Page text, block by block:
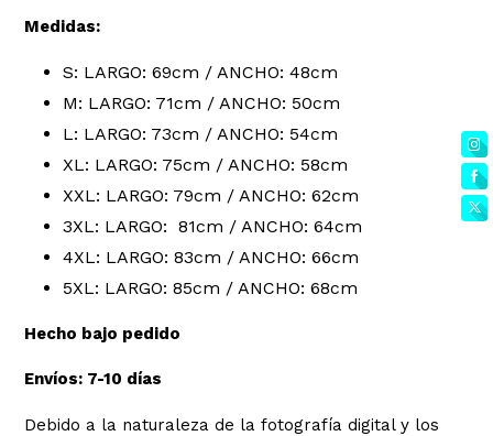
Medidas:
S: LARGO: 69cm / ANCHO: 48cm
M: LARGO: 71cm / ANCHO: 50cm
L: LARGO: 73cm / ANCHO: 54cm
XL: LARGO: 75cm / ANCHO: 58cm
XXL: LARGO: 79cm / ANCHO: 62cm
3XL: LARGO: 81cm / ANCHO: 64cm
4XL: LARGO: 83cm / ANCHO: 66cm
5XL: LARGO: 85cm / ANCHO: 68cm
Hecho bajo pedido
Envíos: 7-10 días
Debido a la naturaleza de la fotografía digital y los